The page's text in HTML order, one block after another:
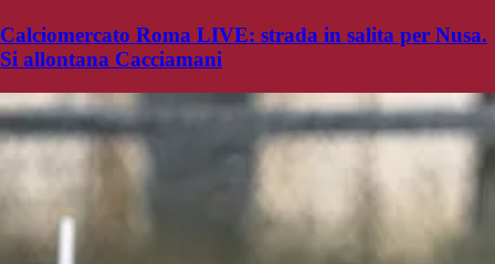
Calciomercato Roma LIVE: strada in salita per Nusa.
Si allontana Cacciamani